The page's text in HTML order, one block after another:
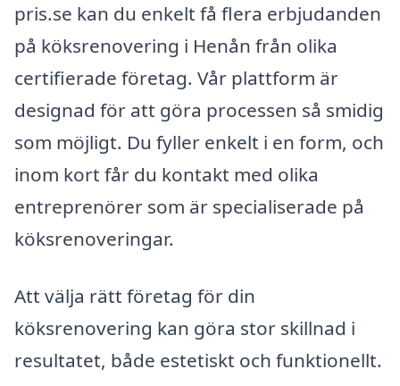
pris.se kan du enkelt få flera erbjudanden
på köksrenovering i Henån från olika
certifierade företag. Vår plattform är
designad för att göra processen så smidig
som möjligt. Du fyller enkelt i en form, och
inom kort får du kontakt med olika
entreprenörer som är specialiserade på
köksrenoveringar.
Att välja rätt företag för din
köksrenovering kan göra stor skillnad i
resultatet, både estetiskt och funktionellt.